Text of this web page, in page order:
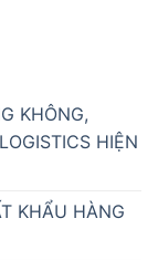
KHÔNG,
HIỆN
KHẨU HÀNG